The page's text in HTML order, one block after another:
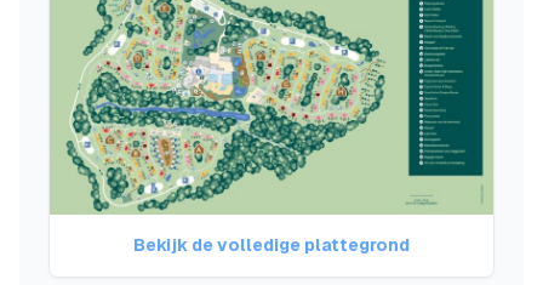
Bekijk de volledige plattegrond